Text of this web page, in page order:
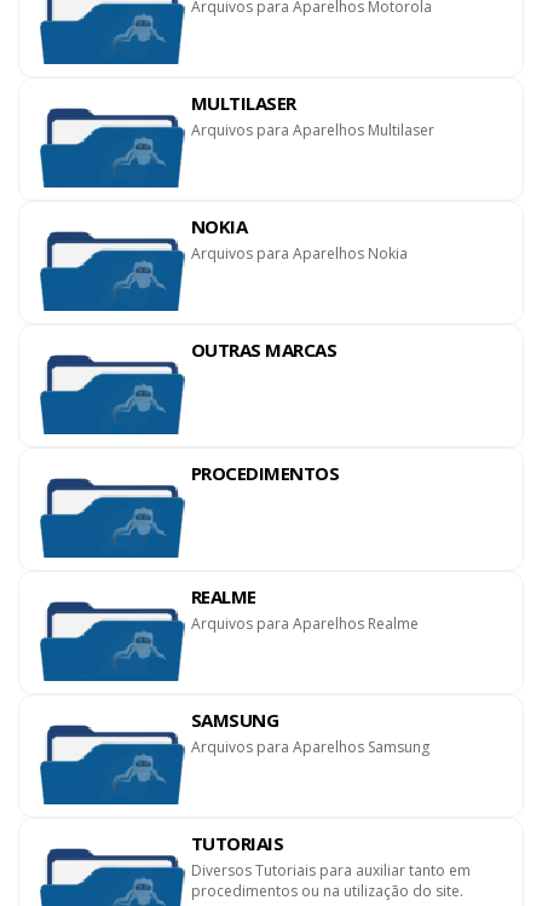
Arquivos para Aparelhos Motorola
MULTILASER
Arquivos para Aparelhos Multilaser
NOKIA
Arquivos para Aparelhos Nokia
OUTRAS MARCAS
PROCEDIMENTOS
REALME
Arquivos para Aparelhos Realme
SAMSUNG
Arquivos para Aparelhos Samsung
TUTORIAIS
Diversos Tutoriais para auxiliar tanto em
procedimentos ou na utilização do site.